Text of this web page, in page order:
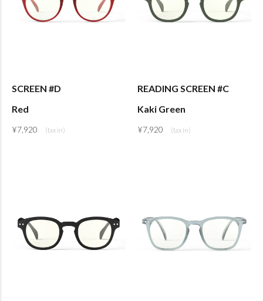
SCREEN #D
Red
¥7,920
READING SCREEN #C
Kaki Green
¥7,920